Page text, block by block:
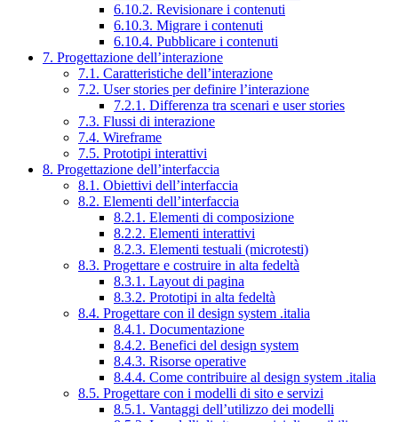
6.10.2. Revisionare i contenuti
6.10.3. Migrare i contenuti
6.10.4. Pubblicare i contenuti
7. Progettazione dell’interazione
7.1. Caratteristiche dell’interazione
7.2. User stories per definire l’interazione
7.2.1. Differenza tra scenari e user stories
7.3. Flussi di interazione
7.4. Wireframe
7.5. Prototipi interattivi
8. Progettazione dell’interfaccia
8.1. Obiettivi dell’interfaccia
8.2. Elementi dell’interfaccia
8.2.1. Elementi di composizione
8.2.2. Elementi interattivi
8.2.3. Elementi testuali (microtesti)
8.3. Progettare e costruire in alta fedeltà
8.3.1. Layout di pagina
8.3.2. Prototipi in alta fedeltà
8.4. Progettare con il design system .italia
8.4.1. Documentazione
8.4.2. Benefici del design system
8.4.3. Risorse operative
8.4.4. Come contribuire al design system .italia
8.5. Progettare con i modelli di sito e servizi
8.5.1. Vantaggi dell’utilizzo dei modelli